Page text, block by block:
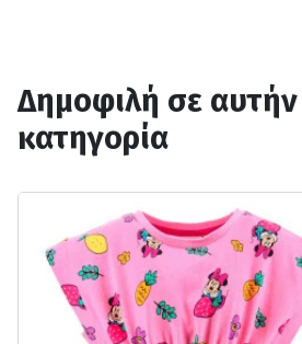
Δημοφιλή σε
κατηγορία